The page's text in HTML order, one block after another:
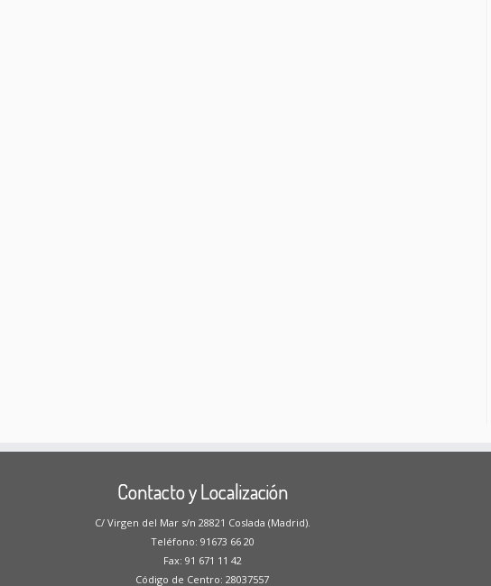
Contacto y Localización
C/ Virgen del Mar s/n 28821 Coslada (Madrid).
Teléfono: 91673 66 20
Fax: 91 671 11 42
Código de Centro: 28037557